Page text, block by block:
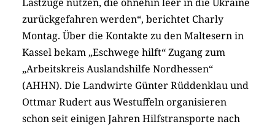
zurückgefahren werden“, berichtet Charly
Montag. Über die Kontakte zu den Maltesern in
Kassel bekam „Eschwege hilft“ Zugang zum
„Arbeitskreis Auslandshilfe Nordhessen“
(AHHN). Die Landwirte Günter Rüddenklau und
Ottmar Rudert aus Westuffeln organisieren
schon seit einigen Jahren Hilfstransporte nach